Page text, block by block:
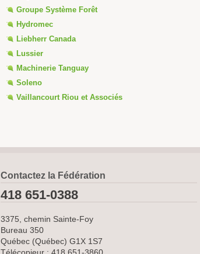
Groupe Système Forêt
Hydromec
Liebherr Canada
Lussier
Machinerie Tanguay
Soleno
Vaillancourt Riou et Associés
Contactez la Fédération
418 651-0388
3375, chemin Sainte-Foy
Bureau 350
Québec (Québec) G1X 1S7